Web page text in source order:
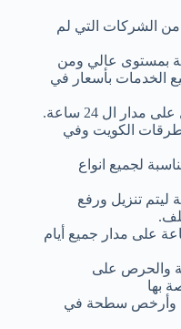
الشركات التي لم
بمستوى عالي ومن
الخدمات بأسعار في
ال 24 ساعة.
الكويت وفي
لجميع انواع
ليتم تنزيل ورفع
الكويت تعمل 24 ساعة على مدار جميع أيام
والحرص على
بها
وأرخص سطحة في